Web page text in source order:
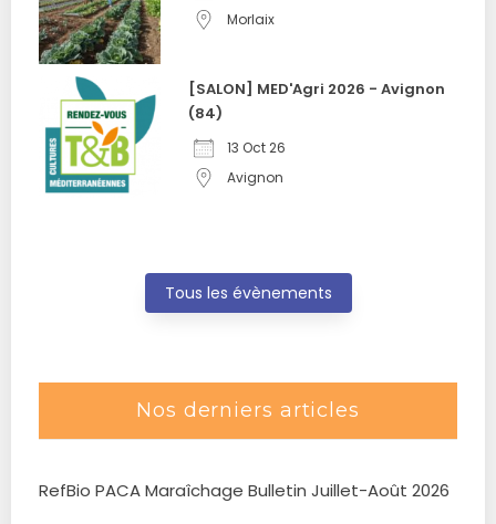
Morlaix
[SALON] MED'Agri 2026 - Avignon
(84)
13 Oct 26
Avignon
Tous les évènements
Nos derniers articles
RefBio PACA Maraîchage Bulletin Juillet-Août 2026